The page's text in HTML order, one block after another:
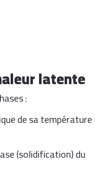
latente
:
de sa température
(solidification) du